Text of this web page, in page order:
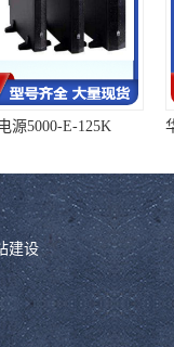
源5000-E-125K
建设